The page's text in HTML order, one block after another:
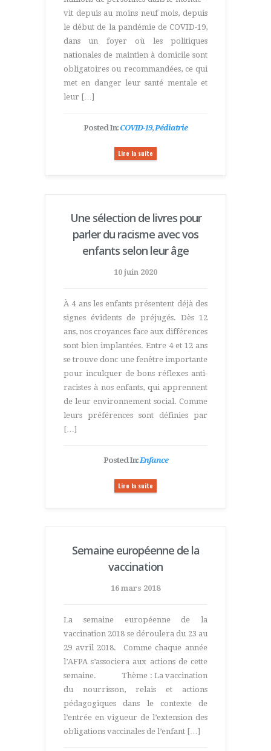
vit depuis au moins neuf mois, depuis
le début de la pandémie de COVID-19,
dans un foyer où les politiques
nationales de maintien à domicile sont
obligatoires ou recommandées, ce qui
met en danger leur santé mentale et
leur […]
Posted In:COVID-19, Pédiatrie
Lire la suite
Une sélection de livres pour
parler du racisme avec vos
enfants selon leur âge
10 juin 2020
À 4 ans les enfants présentent déjà des
signes évidents de préjugés. Dès 12
ans, nos croyances face aux différences
sont bien implantées. Entre 4 et 12 ans
se trouve donc une fenêtre importante
pour inculquer de bons réflexes anti-
racistes à nos enfants, qui apprennent
de leur environnement social. Comme
leurs préférences sont définies par
[…]
Posted In: Enfance
Lire la suite
Semaine européenne de la
vaccination
16 mars 2018
La semaine européenne de la
vaccination 2018 se déroulera du 23 au
29 avril 2018. Comme chaque année
l’AFPA s’associera aux actions de cette
semaine. Thème : La vaccination
du nourrisson, relais et actions
pédagogiques dans le contexte de
l’entrée en vigueur de l’extension des
obligations vaccinales de l’enfant […]